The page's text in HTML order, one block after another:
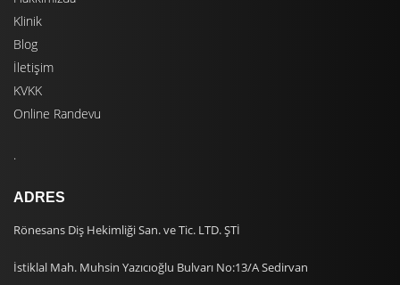
Klinik
Blog
İletişim
KVKK
Online Randevu
.
ADRES
Rönesans Diş Hekimliği San. ve Tic. LTD. ŞTİ
İstiklal Mah. Muhsin Yazıcıoğlu Bulvarı No:13/A Sedirvan